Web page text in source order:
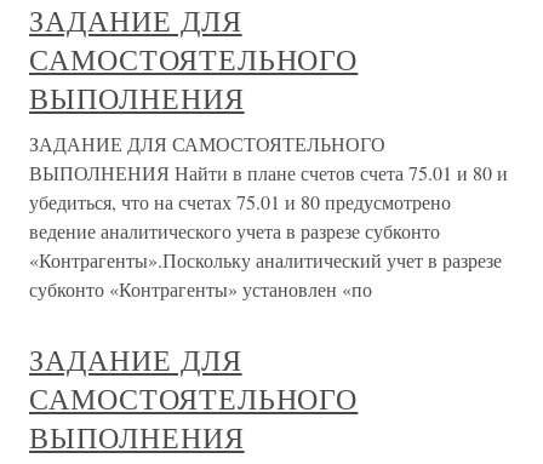
ЗАДАНИЕ ДЛЯ
САМОСТОЯТЕЛЬНОГО
ВЫПОЛНЕНИЯ
ЗАДАНИЕ ДЛЯ САМОСТОЯТЕЛЬНОГО
ВЫПОЛНЕНИЯ Найти в плане счетов счета 75.01 и 80 и
убедиться, что на счетах 75.01 и 80 предусмотрено
ведение аналитического учета в разрезе субконто
«Контрагенты».Поскольку аналитический учет в разрезе
субконто «Контрагенты» установлен «по
ЗАДАНИЕ ДЛЯ
САМОСТОЯТЕЛЬНОГО
ВЫПОЛНЕНИЯ